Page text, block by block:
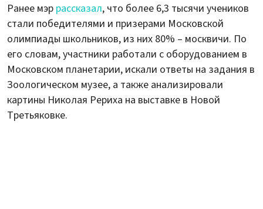
Ранее мэр рассказал, что более 6,3 тысячи учеников
стали победителями и призерами Московской
олимпиады школьников, из них 80% – москвичи. По
его словам, участники работали с оборудованием в
Московском планетарии, искали ответы на задания в
Зоологическом музее, а также анализировали
картины Николая Рериха на выставке в Новой
Третьяковке.